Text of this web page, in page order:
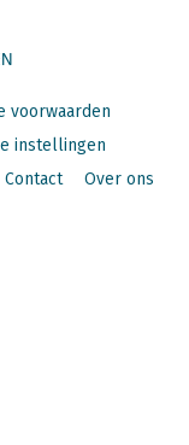
voorwaarden
instellingen
Over ons